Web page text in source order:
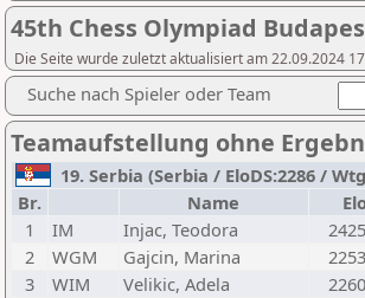
45th Chess Olympiad
Die Seite wurde zuletzt aktualisiert am 22.09.2024
Suche nach Spieler oder Team
Teamaufstellung ohne
19. Serbia (Serbia / EloDS:2286 /
Br.
Name
1
IM Injac, Teodora 2425
2
WGM Gajcin, Marina 2253
3
WIM Velikic, Adela 2260